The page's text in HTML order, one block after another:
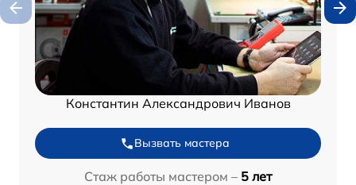
Константин Александрович Иванов
Вызвать мастера
Стаж работы мастером – 5 лет